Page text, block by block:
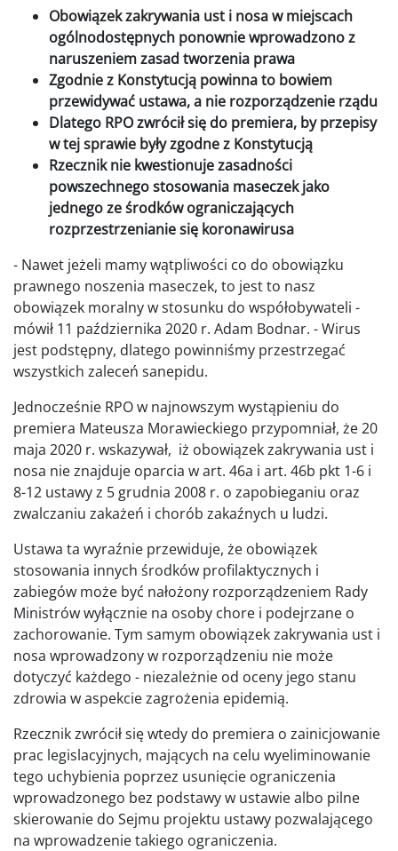
Obowiązek zakrywania ust i nosa w miejscach
ogólnodostępnych ponownie wprowadzono z
naruszeniem zasad tworzenia prawa
Zgodnie z Konstytucją powinna to bowiem
przewidywać ustawa, a nie rozporządzenie rządu
Dlatego RPO zwrócił się do premiera, by przepisy
w tej sprawie były zgodne z Konstytucją
Rzecznik nie kwestionuje zasadności
powszechnego stosowania maseczek jako
jednego ze środków ograniczających
rozprzestrzenianie się koronawirusa
- Nawet jeżeli mamy wątpliwości co do obowiązku
prawnego noszenia maseczek, to jest to nasz
obowiązek moralny w stosunku do współobywateli -
mówił 11 października 2020 r. Adam Bodnar. - Wirus
jest podstępny, dlatego powinniśmy przestrzegać
wszystkich zaleceń sanepidu.
Jednocześnie RPO w najnowszym wystąpieniu do
premiera Mateusza Morawieckiego przypomniał, że 20
maja 2020 r. wskazywał, iż obowiązek zakrywania ust i
nosa nie znajduje oparcia w art. 46a i art. 46b pkt 1-6 i
8-12 ustawy z 5 grudnia 2008 r. o zapobieganiu oraz
zwalczaniu zakażeń i chorób zakaźnych u ludzi.
Ustawa ta wyraźnie przewiduje, że obowiązek
stosowania innych środków profilaktycznych i
zabiegów może być nałożony rozporządzeniem Rady
Ministrów wyłącznie na osoby chore i podejrzane o
zachorowanie. Tym samym obowiązek zakrywania ust i
nosa wprowadzony w rozporządzeniu nie może
dotyczyć każdego - niezależnie od oceny jego stanu
zdrowia w aspekcie zagrożenia epidemią.
Rzecznik zwrócił się wtedy do premiera o zainicjowanie
prac legislacyjnych, mających na celu wyeliminowanie
tego uchybienia poprzez usunięcie ograniczenia
wprowadzonego bez podstawy w ustawie albo pilne
skierowanie do Sejmu projektu ustawy pozwalającego
na wprowadzenie takiego ograniczenia.